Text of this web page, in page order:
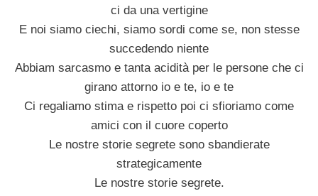
ci da una vertigine
E noi siamo ciechi, siamo sordi come se, non stesse
succedendo niente
Abbiam sarcasmo e tanta acidità per le persone che ci
girano attorno io e te, io e te
Ci regaliamo stima e rispetto poi ci sfioriamo come
amici con il cuore coperto
Le nostre storie segrete sono sbandierate
strategicamente
Le nostre storie segrete.